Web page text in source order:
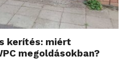
kerítés: miért
megoldásokban?